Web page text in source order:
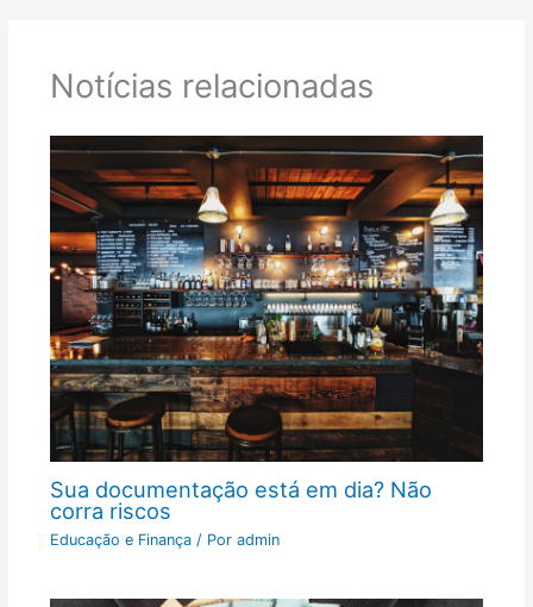
Notícias relacionadas
Sua documentação está em dia? Não
corra riscos
Educação e Finança/ Por admin